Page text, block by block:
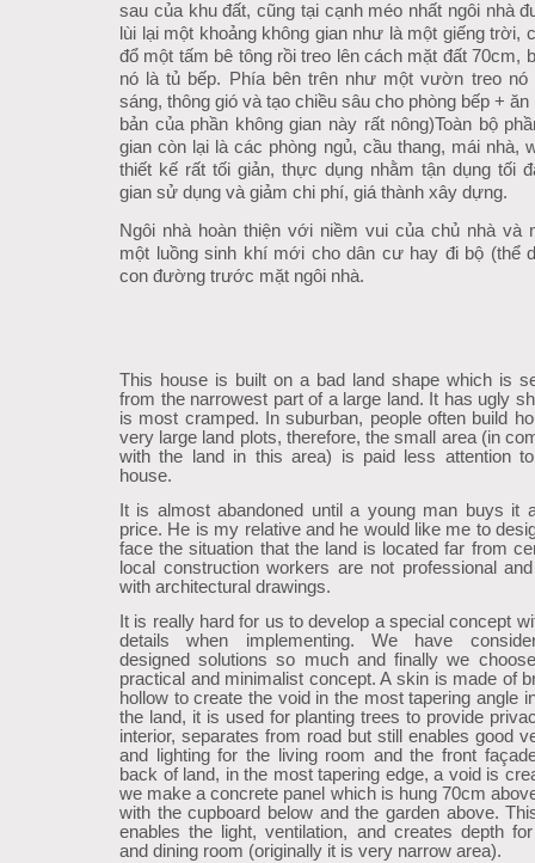
sau của khu đất, cũng tại cạnh méo nhất ngôi nhà
lùi lại một khoảng không gian như là một giếng trời,
đổ một tấm bê tông rồi treo lên cách mặt đất 70cm,
nó là tủ bếp. Phía bên trên như một vườn treo nó
sáng, thông gió và tạo chiều sâu cho phòng bếp + ăn
bản của phần không gian này rất nông)Toàn bộ
gian còn lại là các phòng ngủ, cầu thang, mái nhà,
thiết kế rất tối giản, thực dụng nhằm tận dụng tối
gian sử dụng và giảm chi phí, giá thành xây dựng.
Ngôi nhà hoàn thiện với niềm vui của chủ nhà và
một luồng sinh khí mới cho dân cư hay đi bộ (thể
con đường trước mặt ngôi nhà.
This house is built on a bad land shape which is
from the narrowest part of a large land. It has ugly
is most cramped. In suburban, people often build
very large land plots, therefore, the small area (in
with the land in this area) is paid less attention
house.
It is almost abandoned until a young man buys it
price. He is my relative and he would like me to
face the situation that the land is located far from
local construction workers are not professional
with architectural drawings.
It is really hard for us to develop a special concept
details when implementing. We have
designed solutions so much and finally we
practical and minimalist concept. A skin is made of
hollow to create the void in the most tapering angle
the land, it is used for planting trees to provide
interior, separates from road but still enables good
and lighting for the living room and the front
back of land, in the most tapering edge, a void is
we make a concrete panel which is hung 70cm
with the cupboard below and the garden above.
enables the light, ventilation, and creates depth
and dining room (originally it is very narrow area).